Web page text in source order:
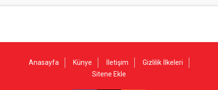
Anasayfa Künye İletişim
Gizlilik İlkeleri
Sitene Ekle